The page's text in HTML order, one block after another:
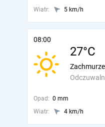
Wiatr: 5 km/h
08:00
27°C
Opad: 0 mm
Wiatr:
4 km/h